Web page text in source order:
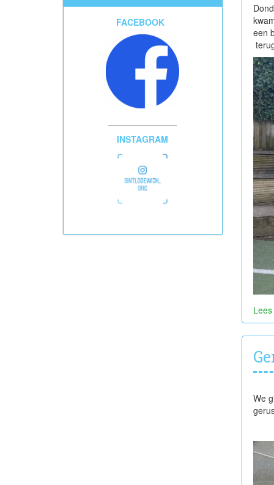
een
We
FACEBOOK
INSTAGRAM